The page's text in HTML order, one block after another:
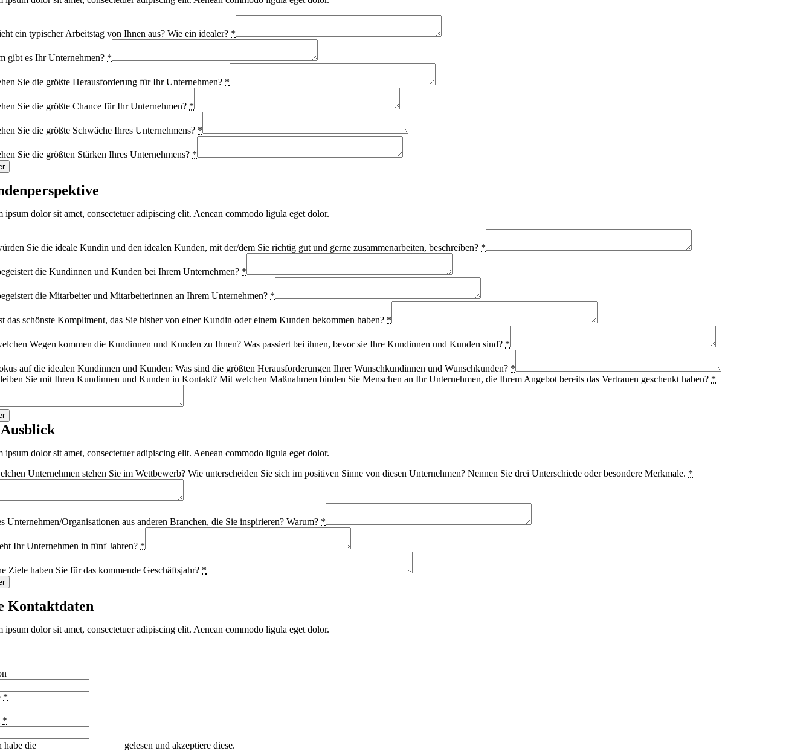
ein typischer Arbeitstag von Ihnen aus? Wie ein idealer? *
gibt es Ihr Unternehmen? *
Sie die größte Herausforderung für Ihr Unternehmen? *
Sie die größte Chance für Ihr Unternehmen? *
Sie die größte Schwäche Ihres Unternehmens? *
Sie die größten Stärken Ihres Unternehmens? *
ipsum dolor sit amet, consectetuer adipiscing elit. Aenean commodo ligula eget dolor.
Sie die ideale Kundin und den idealen Kunden, mit der/dem Sie richtig gut und gerne zusammenarbeiten, beschreiben? *
die Kundinnen und Kunden bei Ihrem Unternehmen? *
die Mitarbeiter und Mitarbeiterinnen an Ihrem Unternehmen? *
das schönste Kompliment, das Sie bisher von einer Kundin oder einem Kunden bekommen haben? *
Wegen kommen die Kundinnen und Kunden zu Ihnen? Was passiert bei ihnen, bevor sie Ihre Kundinnen und Kunden sind? *
auf die idealen Kundinnen und Kunden: Was sind die größten Herausforderungen Ihrer Wunschkundinnen und Wunschkunden? *
Sie mit Ihren Kundinnen und Kunden in Kontakt? Mit welchen Maßnahmen binden Sie Menschen an Ihr Unternehmen, die Ihrem Angebot bereits das Vertrauen geschenkt haben? *
ipsum dolor sit amet, consectetuer adipiscing elit. Aenean commodo ligula eget dolor.
Unternehmen stehen Sie im Wettbewerb? Wie unterscheiden Sie sich im positiven Sinne von diesen Unternehmen? Nennen Sie drei Unterschiede oder besondere Merkmale. *
Unternehmen/Organisationen aus anderen Branchen, die Sie inspirieren? Warum? *
Ihr Unternehmen in fünf Jahren? *
Ziele haben Sie für das kommende Geschäftsjahr? *
Kontaktdaten
ipsum dolor sit amet, consectetuer adipiscing elit. Aenean commodo ligula eget dolor.
*
*
habe die gelesen und akzeptiere diese.